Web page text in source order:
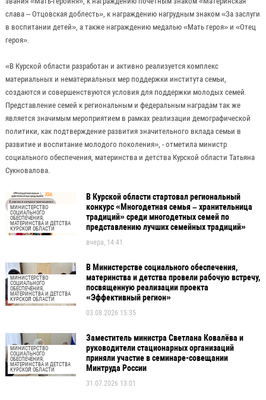
слава – Отцовская доблесть», к награждению нагрудным знаком «За заслуги
в воспитании детей», а также награждению медалью «Мать героя» и «Отец
героя».
«В Курской области разработан и активно реализуется комплекс
материальных и нематериальных мер поддержки института семьи,
создаются и совершенствуются условия для поддержки молодых семей.
Представление семей к региональным и федеральным наградам так же
является значимым мероприятием в рамках реализации демографической
политики, как подтверждение развития значительного вклада семьи в
развитие и воспитание молодого поколения», - отметила министр
социального обеспечения, материнства и детства Курской области Татьяна
Сукновалова.
МИНИСТЕРСТВО
СОЦИАЛЬНОГО
ОБЕСПЕЧЕНИЯ,
МАТЕРИНСТВА И ДЕТСТВА
КУРСКОЙ ОБЛАСТИ
В Курской области стартовал региональный
конкурс «Многодетная семья – хранительница
традиций» среди многодетных семей по
представлению лучших семейных традиций»
вчера, 14:41
МИНИСТЕРСТВО
СОЦИАЛЬНОГО
ОБЕСПЕЧЕНИЯ,
МАТЕРИНСТВА И ДЕТСТВА
КУРСКОЙ ОБЛАСТИ
В Министерстве социального обеспечения,
материнства и детства провели рабочую встречу,
посвященную реализации проекта
«Эффективный регион»
03.08.2026 15:35
МИНИСТЕРСТВО
СОЦИАЛЬНОГО
ОБЕСПЕЧЕНИЯ,
МАТЕРИНСТВА И ДЕТСТВА
КУРСКОЙ ОБЛАСТИ
Заместитель министра Светлана Ковалёва и
руководители стационарных организаций
приняли участие в семинаре-совещании
Минтруда России
31.07.2026 13:01